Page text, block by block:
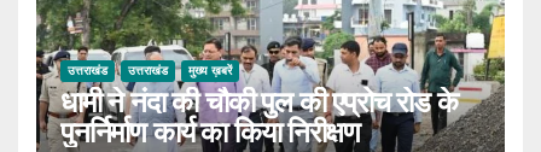
उत्तराखंड उत्तराखंड मुख्य ख़बरें
धामी ने नंदा की चौकी पुल की एप्रोच रोड के
पुनर्निर्माण कार्य का किया निरीक्षण